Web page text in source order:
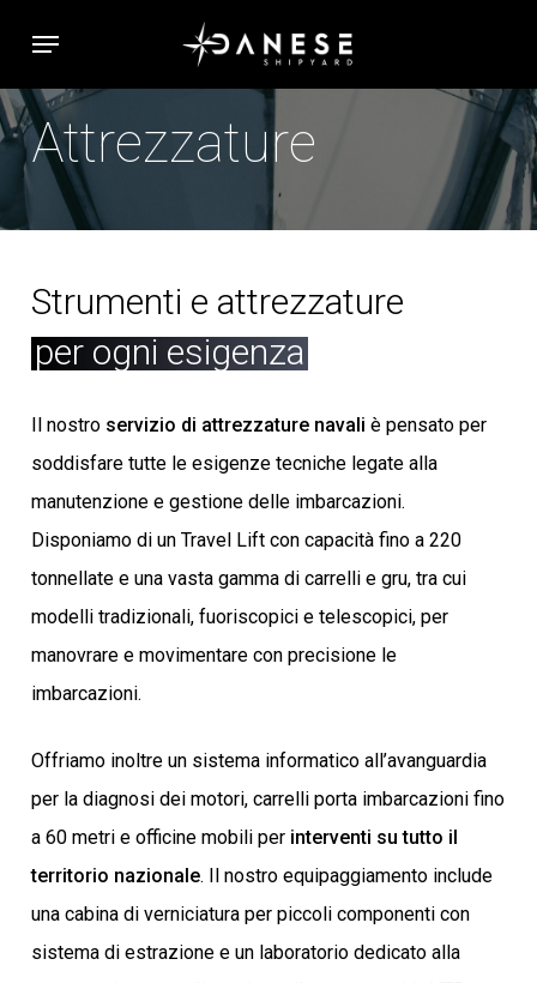
main
content
Menu
Attrezzature
Strumenti e attrezzature
per ogni esigenza
Il nostro servizio di attrezzature navali è pensato per
soddisfare tutte le esigenze tecniche legate alla
manutenzione e gestione delle imbarcazioni.
Disponiamo di un Travel Lift con capacità fino a 220
tonnellate e una vasta gamma di carrelli e gru, tra cui
modelli tradizionali, fuoriscopici e telescopici, per
manovrare e movimentare con precisione le
imbarcazioni.
Offriamo inoltre un sistema informatico all’avanguardia
per la diagnosi dei motori, carrelli porta imbarcazioni fino
a 60 metri e officine mobili per interventi su tutto il
territorio nazionale. Il nostro equipaggiamento include
una cabina di verniciatura per piccoli componenti con
sistema di estrazione e un laboratorio dedicato alla